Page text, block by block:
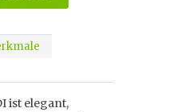
ist elegant,